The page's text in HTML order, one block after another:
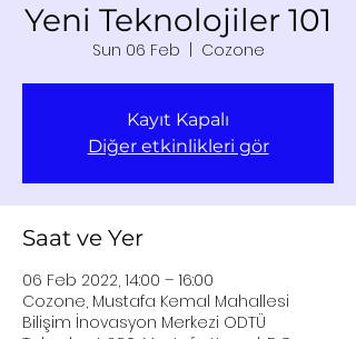
Yeni Teknolojiler 101
Sun 06 Feb Cozone
Kayıt Kapalı
Diğer etkinlikleri gör
Saat ve Yer
06 Feb 2022, 14:00 – 16:00
Cozone, Mustafa Kemal Mahallesi
Bilişim İnovasyon Merkezi ODTÜ